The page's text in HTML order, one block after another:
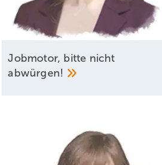
Jobmotor, bitte nicht
abwürgen!